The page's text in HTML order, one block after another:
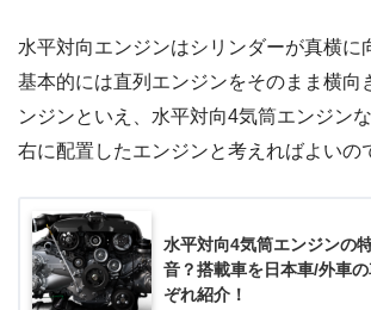
水平対向エンジンはシリンダーが真横に
基本的には直列エンジンをそのまま横向
ンジンといえ、水平対向4気筒エンジン
右に配置したエンジンと考えればよいの
水平対向4気筒エンジンの
音？搭載車を日本車/外車
ぞれ紹介！